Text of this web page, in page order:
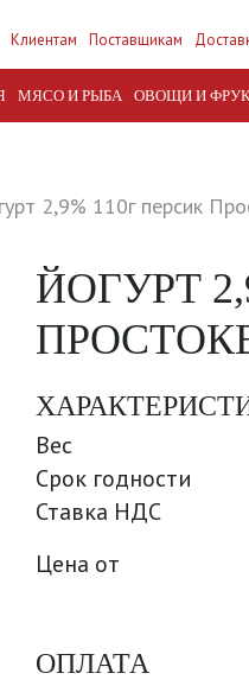
Клиентам Поставщикам
МЯСО И РЫБА ОВОЩИ И
2,9% 110г персик
ЙОГУРТ
Вес
Срок годности
Ставка НДС
Цена от
ОПЛАТА